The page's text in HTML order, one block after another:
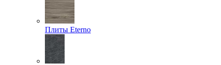
Плиты Eterno